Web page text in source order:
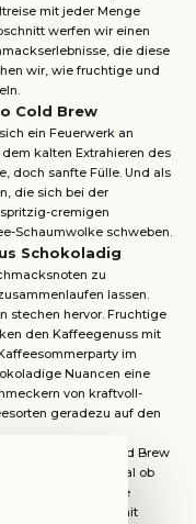
mit je­der Menge
werfen wir einen
die diese
wir, wie fruchtige und
Cold Brew
ein Feuerwerk an
kalten Extrahieren des
doch sanfte Fülle. Und als
die sich bei der
cremigen
Schaumwolke schweben.
Schokoladig
zu
lassen.
stechen hervor. Fruchtige
den Kaffeegenuss mit
im
Nuancen eine
von kraftvoll-
geradezu auf den
ein, das Nitro Cold Brew
zu genießen. Egal ob
cremige
Kaffeeliebhaber mit